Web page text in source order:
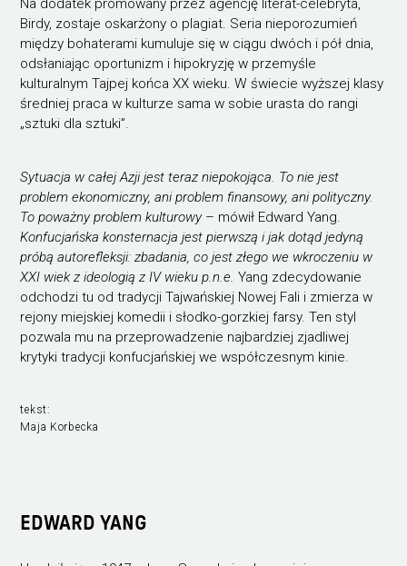
Na dodatek promowany przez agencję literat-celebryta,
Birdy, zostaje oskarżony o plagiat. Seria nieporozumień
między bohaterami kumuluje się w ciągu dwóch i pół dnia,
odsłaniając oportunizm i hipokryzję w przemyśle
kulturalnym Tajpej końca XX wieku. W świecie wyższej klasy
średniej praca w kulturze sama w sobie urasta do rangi
„sztuki dla sztuki”.
Sytuacja w całej Azji jest teraz niepokojąca. To nie jest
problem ekonomiczny, ani problem finansowy, ani polityczny.
To poważny problem kulturowy– mówił Edward Yang.
Konfucjańska konsternacja jest pierwszą i jak dotąd jedyną
próbą autorefleksji: zbadania, co jest złego we wkroczeniu w
XXI wiek z ideologią z IV wieku p.n.e. Yang zdecydowanie
odchodzi tu od tradycji Tajwańskiej Nowej Fali i zmierza w
rejony miejskiej komedii i słodko-gorzkiej farsy. Ten styl
pozwala mu na przeprowadzenie najbardziej zjadliwej
krytyki tradycji konfucjańskiej we współczesnym kinie.
tekst:
Maja Korbecka
EDWARD YANG